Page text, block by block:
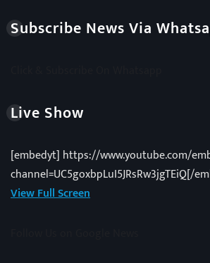
Subscribe News Via
Live Show
[embedyt] https://www.youtube.com/
channel=UC5goxbpLuI5JRsRw3jgTEiQ[/
View Full Screen